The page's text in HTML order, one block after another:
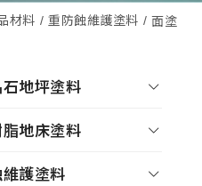
材料 重防蝕維護塗料 面塗
地坪塗料
地床塗料
護塗料